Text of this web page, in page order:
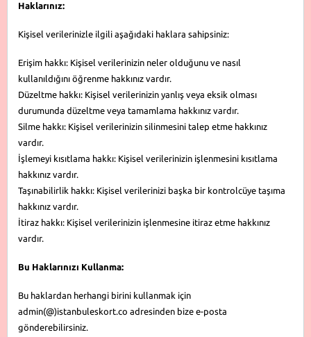
Haklarınız:
Kişisel verilerinizle ilgili aşağıdaki haklara sahipsiniz:
Erişim hakkı: Kişisel verilerinizin neler olduğunu ve nasıl
kullanıldığını öğrenme hakkınız vardır.
Düzeltme hakkı: Kişisel verilerinizin yanlış veya eksik olması
durumunda düzeltme veya tamamlama hakkınız vardır.
Silme hakkı: Kişisel verilerinizin silinmesini talep etme hakkınız
vardır.
İşlemeyi kısıtlama hakkı: Kişisel verilerinizin işlenmesini kısıtlama
hakkınız vardır.
Taşınabilirlik hakkı: Kişisel verilerinizi başka bir kontrolcüye taşıma
hakkınız vardır.
İtiraz hakkı: Kişisel verilerinizin işlenmesine itiraz etme hakkınız
vardır.
Bu Haklarınızı Kullanma:
Bu haklardan herhangi birini kullanmak için
admin(@)istanbuleskort.co adresinden bize e-posta
gönderebilirsiniz.